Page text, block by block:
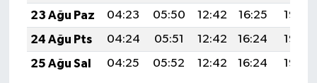
23 Ağu Paz
04:23 05:50 12:42 16:25
19:25
24 Ağu Pts
04:24 05:51 12:42 16:24
19:23
25 Ağu Sal
04:25 05:52 12:42 16:24 19:22